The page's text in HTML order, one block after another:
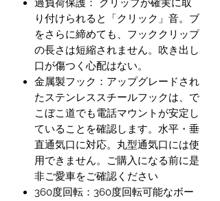
過負荷保護： クリップが確実に取
り付けられると「クリック」音。ブ
をさらに締めても、フッククリップ
の長さは短縮されません。吹き出し
口が傷つく心配はない。
金属製フック：アップグレードされ
たステンレススチールフックは、で
こぼこ道でも電話マウントが安定し
ていることを確認します。水平・垂
直通気口に対応。丸型通気口には使
用できません。ご購入になる前に是
非ご愛車をご確認ください
360度回転：360度回転可能なボー